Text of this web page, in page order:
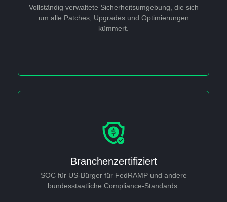
Vollständig verwaltete Sicherheitsumgebung, die sich
um alle Patches, Upgrades und Optimierungen
kümmert.
Branchenzertifiziert
SOC für US-Bürger für FedRAMP und andere
bundesstaatliche Compliance-Standards.
Protection
This is backend content. Lorem ipsum dolor sit amet.